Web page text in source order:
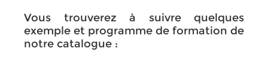
Vous trouverez à suivre quelques
exemple et programme de formation de
notre catalogue :